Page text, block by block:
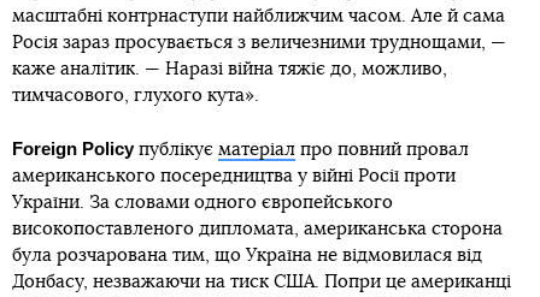
масштабні контрнаступи найближчим часом. Але й сама
Росія зараз просувається з величезними труднощами, —
каже аналітик. — Наразі війна тяжіє до, можливо,
тимчасового, глухого кута».
Foreign Policyпублікує матеріал про повний провал
американського посередництва у війні Росії проти
України. За словами одного європейського
високопоставленого дипломата, американська сторона
була розчарована тим, що Україна не відмовилася від
Донбасу, незважаючи на тиск США. Попри це американці